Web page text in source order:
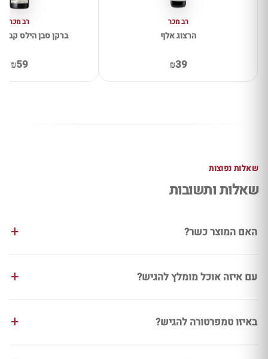
רב מכר
הרצוג אלף
₪39
רב מכר
ברקן סבן הילס
₪59
שאלות נפוצות
שאלות ותשובות
האם המוצר כשר?
עם איזה אוכל מומלץ להגיש?
באיזו טמפרטורה להגיש?